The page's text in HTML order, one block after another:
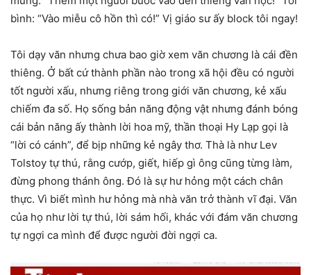
bình: “Vào miễu cô hồn thì có!” Vị giáo sư ấy block tôi ngay!
Tôi dạy văn nhưng chưa bao giờ xem văn chương là cái đền
thiêng. Ở bất cứ thành phần nào trong xã hội đều có người
tốt người xấu, nhưng riêng trong giới văn chương, kẻ xấu
chiếm đa số. Họ sống bản năng động vật nhưng đánh bóng
cái bản năng ấy thành lời hoa mỹ, thần thoại Hy Lạp gọi là
“lời có cánh”, để bịp những kẻ ngây thơ. Thà là như Lev
Tolstoy tự thú, rằng cướp, giết, hiếp gì ông cũng từng làm,
đừng phong thánh ông. Đó là sự hư hỏng một cách chân
thực. Vì biết mình hư hỏng mà nhà văn trở thành vĩ đại. Văn
của họ như lời tự thú, lời sám hối, khác với đám văn chương
tự ngợi ca mình để được người đời ngợi ca.